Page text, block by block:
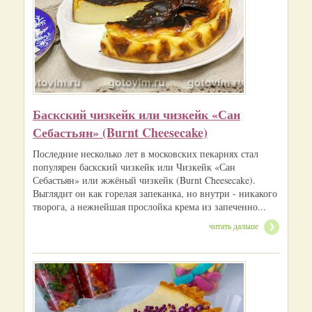
Баскский чизкейк или чизкейк «Сан
Себастьян» (Burnt Cheesecake)
Последние несколько лет в московских пекарнях стал
популярен баскский чизкейк или Чизкейк «Сан
Себастьян» или жжёный чизкейк (Burnt Cheesecake).
Выглядит он как горелая запеканка, но внутри - никакого
творога, а нежнейшая прослойка крема из запеченно...
читать дальше